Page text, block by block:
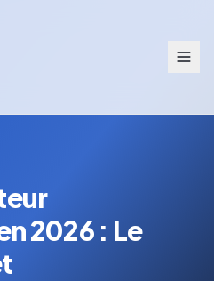
2026 : Le